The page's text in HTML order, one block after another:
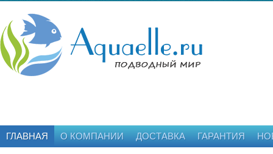
ГЛАВНАЯ О КОМПАНИИ ДОСТАВКА ГАРАНТИЯ